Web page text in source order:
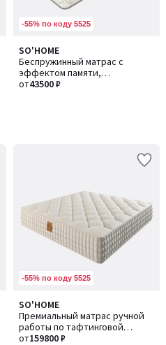
-55% по коду 5525
SO'HOME
Беспружинный матрас с
эффектом памяти,
переменной жёсткостью и
от43500 ₽
-55% по коду 5525
SO'HOME
Премиальный матрас ручной
работы по тафтинговой
технологии
от159800 ₽